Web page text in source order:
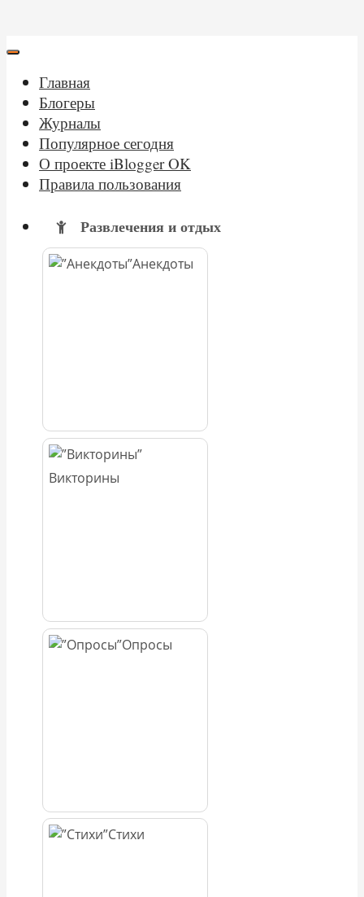
Главная
Блогеры
Журналы
Популярное сегодня
О проекте iBlogger OK
Правила пользования
Развлечения и отдых
Анекдоты
Викторины
Опросы
Стихи